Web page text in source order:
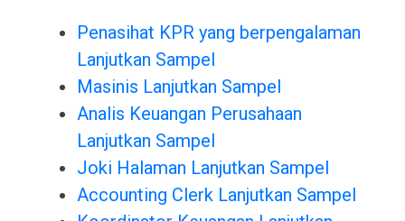
Penasihat KPR yang berpengalaman
Lanjutkan Sampel
Masinis Lanjutkan Sampel
Analis Keuangan Perusahaan
Lanjutkan Sampel
Joki Halaman Lanjutkan Sampel
Accounting Clerk Lanjutkan Sampel